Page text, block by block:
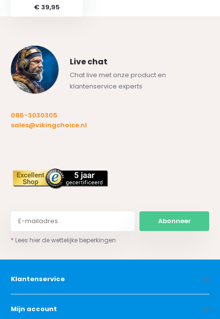
€ 39,95
Live chat
Chat live met onze product en
klantenservice experts
085-3030305
sales@vikingchoice.nl
Abonneer
* Lees hier de wettelijke beperkingen
Klantenservice
Mijn account